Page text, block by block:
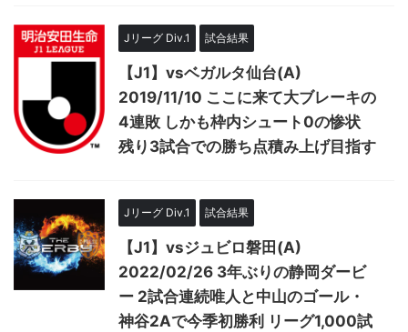
Jリーグ Div.1 試合結果
【J1】vsベガルタ仙台(A)
2019/11/10 ここに来て大ブレーキの
4連敗 しかも枠内シュート0の惨状
残り3試合での勝ち点積み上げ目指す
Jリーグ Div.1 試合結果
【J1】vsジュビロ磐田(A)
2022/02/26 3年ぶりの静岡ダービ
ー 2試合連続唯人と中山のゴール・
神谷2Aで今季初勝利 リーグ1,000試